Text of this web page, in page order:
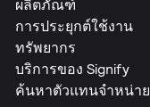
ผลิตภัณฑ์
การประยุกต์ใช้งาน
ทรัพยากร
บริการของ Signify
ค้นหาตัวแทนจำหน่าย